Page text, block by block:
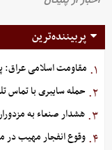
پربیننده‌ترین
۱. مقاومت اسلامی عراق:
۲. حمله سایبری با تماس
۳. هشدار صنعاء به
۴. وقوع انفجار مهیب در